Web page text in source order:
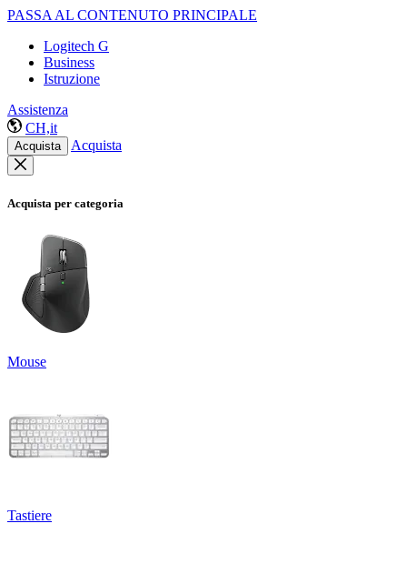
PASSA AL CONTENUTO PRINCIPALE
Logitech G
Business
Istruzione
Assistenza
CH,it
Acquista Acquista
Acquista per categoria
Mouse
Tastiere